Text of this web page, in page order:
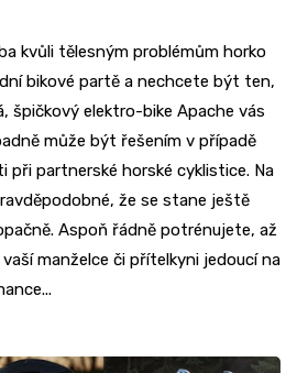
kvůli tělesným problémům horko
bikové partě a nechcete být ten,
špičkový elektro-bike Apache vás
může být řešením v případě
při partnerské horské cyklistice. Na
že se stane ještě
Aspoň řádně potrénujete, až
manželce či přítelkyni jedoucí na